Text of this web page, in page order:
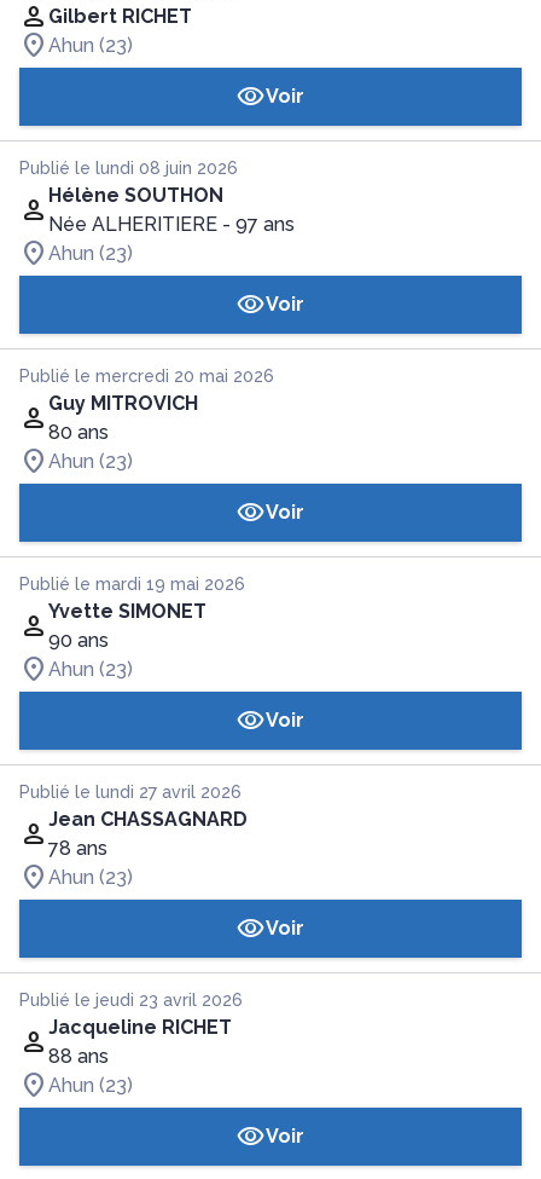
Gilbert RICHET
Ahun (23)
Voir
Publié le lundi 08 juin 2026
Hélène SOUTHON
Née ALHERITIERE - 97 ans
Ahun (23)
Voir
Publié le mercredi 20 mai 2026
Guy MITROVICH
80 ans
Ahun (23)
Voir
Publié le mardi 19 mai 2026
Yvette SIMONET
90 ans
Ahun (23)
Voir
Publié le lundi 27 avril 2026
Jean CHASSAGNARD
78 ans
Ahun (23)
Voir
Publié le jeudi 23 avril 2026
Jacqueline RICHET
88 ans
Ahun (23)
Voir